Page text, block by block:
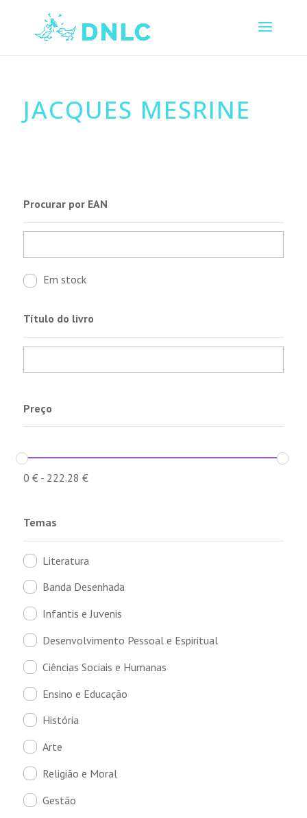
JACQUES MESRINE
Procurar por EAN
Em stock
Título do livro
Preço
0 €- 222.28 €
Temas
Literatura
Banda Desenhada
Infantis e Juvenis
Desenvolvimento Pessoal e Espiritual
Ciências Sociais e Humanas
Ensino e Educação
História
Arte
Religião e Moral
Gestão